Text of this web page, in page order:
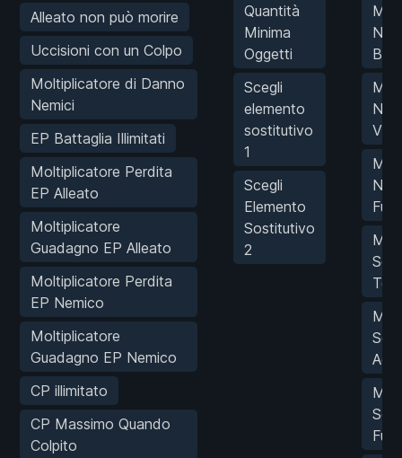
Alleato non può morire
Uccisioni con un Colpo
Moltiplicatore di Danno
Nemici
EP Battaglia Illimitati
Moltiplicatore Perdita
EP Alleato
Moltiplicatore
Guadagno EP Alleato
Moltiplicatore Perdita
EP Nemico
Moltiplicatore
Guadagno EP Nemico
CP illimitato
CP Massimo Quando
Colpito
Quantità
Minima
Oggetti
Scegli
elemento
sostitutivo
1
Scegli
Elemento
Sostitutivo
2
Num
Num
Num